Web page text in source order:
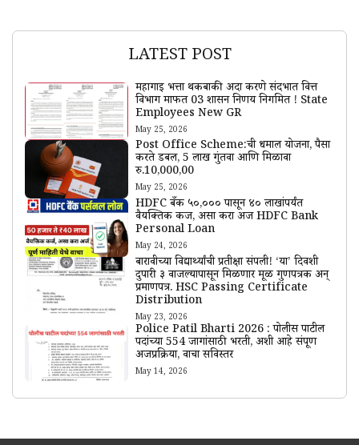
LATEST POST
महागाई भत्ता थकबाकी अदा करणे संदर्भात वित्त
विभाग मार्फत 03 शासन निर्णय निर्गमित ! State
Employees New GR
May 25, 2026
Post Office Scheme:ची धमाल योजना, पैसा
करते डबल, 5 लाख गुंतवा आणि मिळावा
रु.10,000,00
May 25, 2026
HDFC बँक ₹५०,००० पासून ₹४० लाखांपर्यंत
वैयक्तिक कर्ज, असा करा अर्ज HDFC Bank
Personal Loan
May 24, 2026
बारावीच्या विद्यार्थ्यांची प्रतीक्षा संपली! ‘या’ दिवशी
दुपारी ३ वाजल्यापासून मिळणार मूळ गुणपत्रक अन्
प्रमाणपत्र. HSC Passing Certificate
Distribution
May 23, 2026
Police Patil Bharti 2026 : पोलीस पाटील
पदांच्या 554 जागांसाठी भरती, अशी आहे संपूर्ण
अर्जप्रक्रिया, वाचा सविस्तर
May 14, 2026